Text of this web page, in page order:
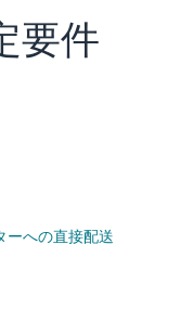
要件
ーへの直接配送